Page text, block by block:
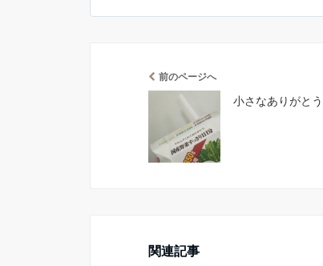
前のページへ
小さなありがとう
関連記事